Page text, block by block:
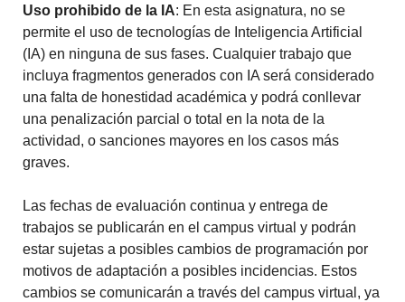
Uso prohibido de la IA: En esta asignatura, no se
permite el uso de tecnologías de Inteligencia Artificial
(IA) en ninguna de sus fases. Cualquier trabajo que
incluya fragmentos generados con IA será considerado
una falta de honestidad académica y podrá conllevar
una penalización parcial o total en la nota de la
actividad, o sanciones mayores en los casos más
graves.
Las fechas de evaluación continua y entrega de
trabajos se publicarán en el campus virtual y podrán
estar sujetas a posibles cambios de programación por
motivos de adaptación a posibles incidencias. Estos
cambios se comunicarán a través del campus virtual, ya